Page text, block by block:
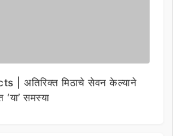
| अतिरिक्त मिठाचे सेवन केल्याने
‘या’ समस्या